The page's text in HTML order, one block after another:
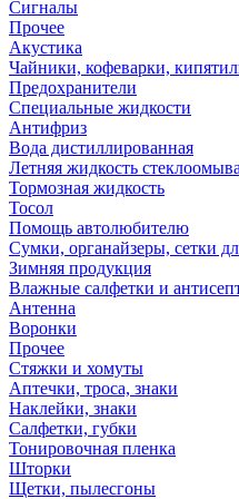
Сигналы
Прочее
Акустика
Чайники, кофеварки,
Предохранители
Специальные жидкости
Антифриз
Вода дистиллированная
Летняя жидкость
Тормозная жидкость
Тосол
Помощь автолюбителю
Сумки, органайзеры, сетки
Зимняя продукция
Влажные салфетки и
Антенна
Воронки
Прочее
Стяжки и хомуты
Аптечки, троса, знаки
Наклейки, знаки
Салфетки, губки
Тонировочная пленка
Шторки
Щетки, пылесгоны